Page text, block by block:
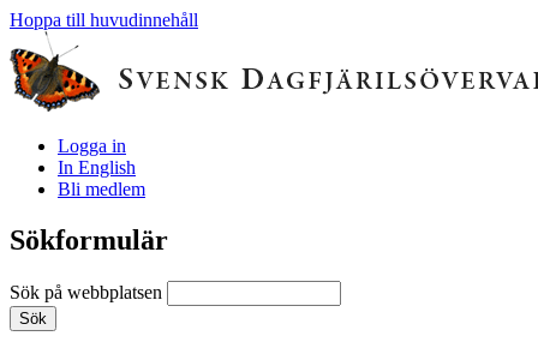
Hoppa till huvudinnehåll
Logga in
In English
Bli medlem
Sökformulär
Sök på webbplatsen